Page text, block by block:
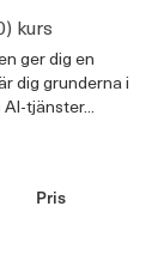
kurs
ger dig en
dig grunderna i
tjänster...
Pris